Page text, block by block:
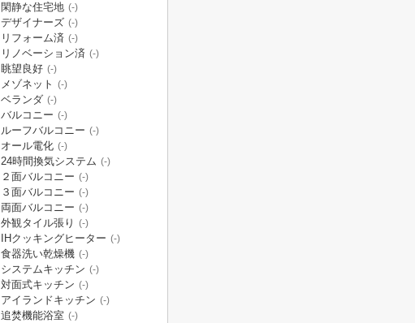
閑静な住宅地 (-)
デザイナーズ (-)
リフォーム済 (-)
リノベーション済 (-)
眺望良好 (-)
メゾネット (-)
ベランダ (-)
バルコニー (-)
ルーフバルコニー (-)
オール電化 (-)
24時間換気システム (-)
２面バルコニー (-)
３面バルコニー (-)
両面バルコニー (-)
外観タイル張り (-)
IHクッキングヒーター (-)
食器洗い乾燥機 (-)
システムキッチン (-)
対面式キッチン (-)
アイランドキッチン (-)
追焚機能浴室 (-)